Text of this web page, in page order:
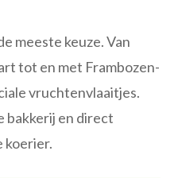
meeste keuze. Van
tot en met Frambozen-
vruchtenvlaaitjes.
bakkerij en direct
koerier.